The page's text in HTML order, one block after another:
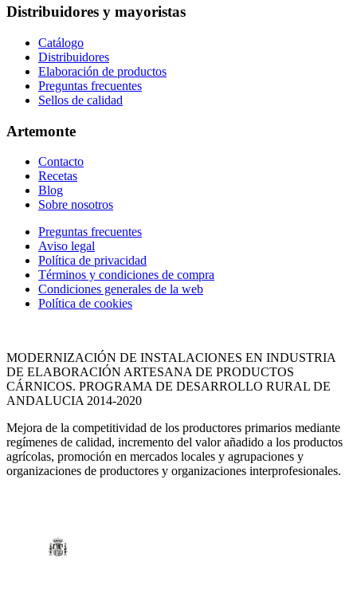
Distribuidores y mayoristas
Catálogo
Distribuidores
Elaboración de productos
Preguntas frecuentes
Sellos de calidad
Artemonte
Contacto
Recetas
Blog
Sobre nosotros
Site
Footer
Preguntas frecuentes
Aviso legal
Política de privacidad
Términos y condiciones de compra
Condiciones generales de la web
Política de cookies
MODERNIZACIÓN DE INSTALACIONES EN INDUSTRIA
DE ELABORACIÓN ARTESANA DE PRODUCTOS
CÁRNICOS. PROGRAMA DE DESARROLLO RURAL DE
ANDALUCIA 2014-2020
Mejora de la competitividad de los productores primarios mediante
regímenes de calidad, incremento del valor añadido a los productos
agrícolas, promoción en mercados locales y agrupaciones y
organizaciones de productores y organizaciones interprofesionales.